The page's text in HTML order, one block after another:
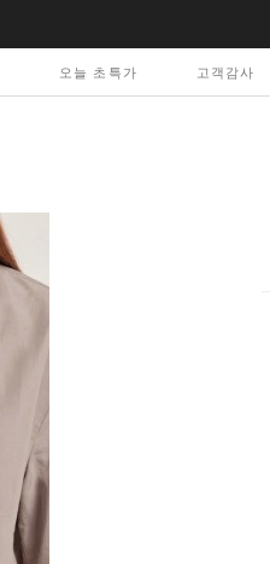
오늘 초특가 고객감사